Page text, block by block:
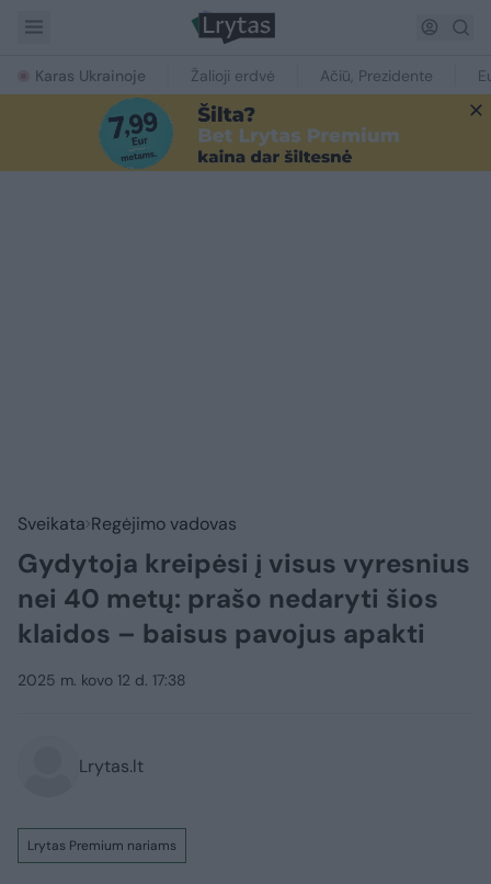
Karas Ukrainoje Žalioji erdvė Ačiū, Prezidente
Sveikata Regėjimo vadovas
Gydytoja kreipėsi į visus vyresnius
nei 40 metų: prašo nedaryti šios
klaidos – baisus pavojus apakti
2025 m. kovo 12 d. 17:38
Lrytas.lt
Lrytas Premium nariams